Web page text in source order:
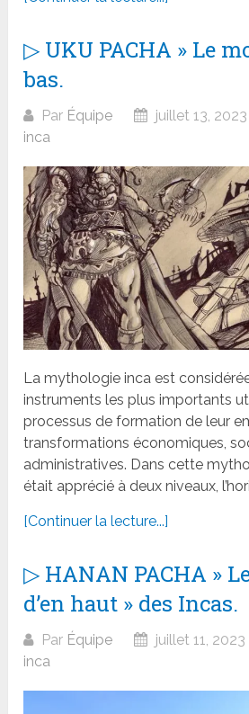
▷ UKU PACHA » Le
bas.
Par Équipe juillet 13, 2023
inca
La mythologie inca est
instruments les plus importants
processus de formation de leur
transformations économiques,
administratives. Dans cette
était apprécié à deux niveaux,
[Continuer la lecture...]
▷ HANAN PACHA »
d’en haut » des Incas.
Par Équipe juillet 11, 2023
inca